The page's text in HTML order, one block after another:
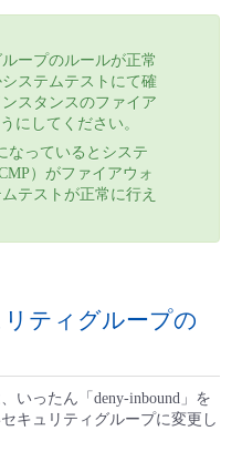
ープのルールが正常
ステムテストにて確
スタンスのファイア
にしてください。
なっているとシステ
）がファイアウォ
テストが正常に行え
リティグループの
いったん「deny-inbound」を
キュリティグループに変更し